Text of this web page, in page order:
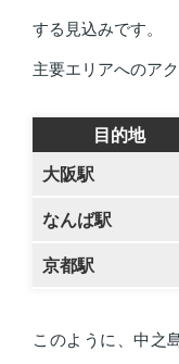
する見込みです。
主要エリアへのア
目的地
大阪駅
なんば駅
京都駅
このように、中之